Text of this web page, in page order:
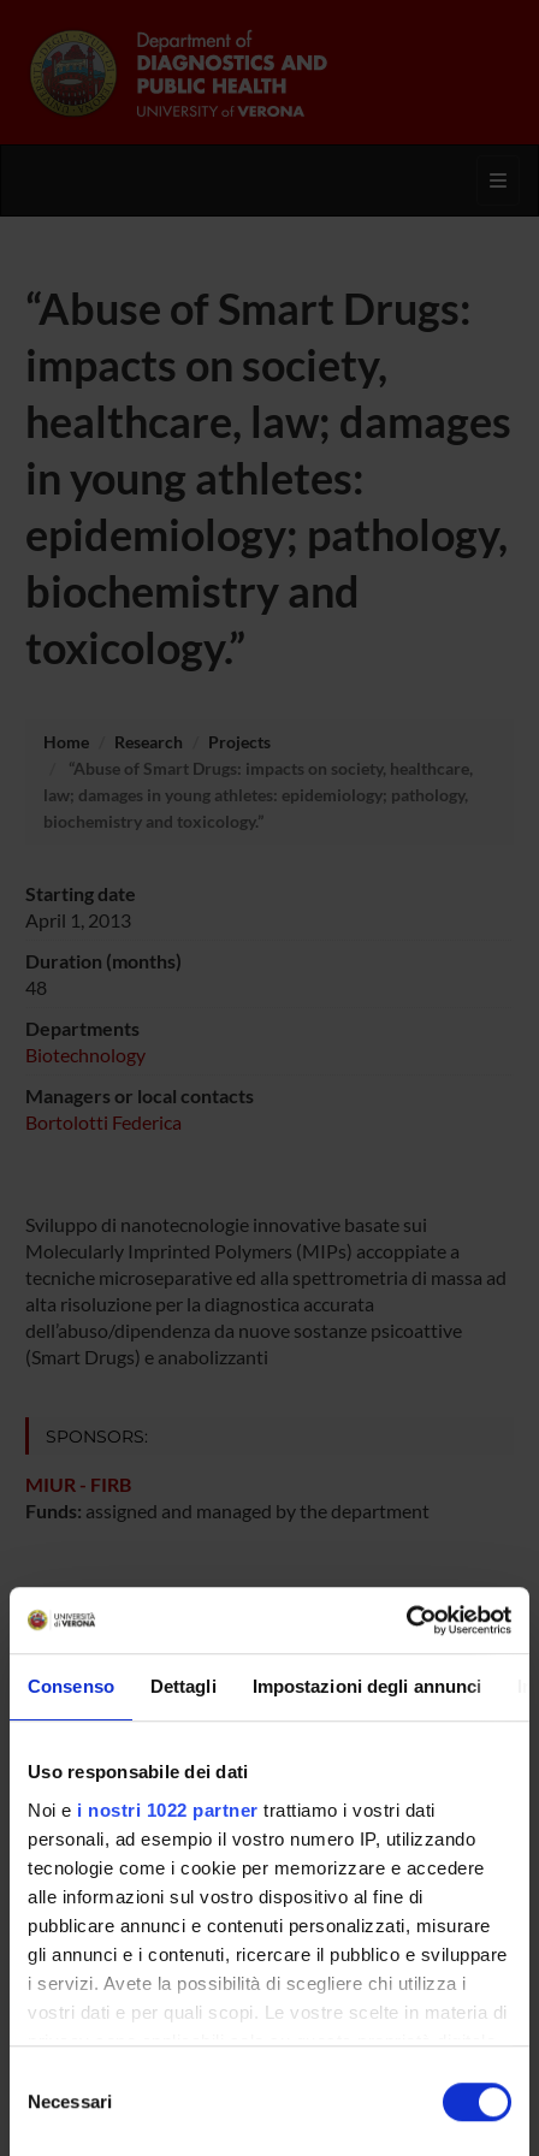
Consenso Dettagli Impostazioni degli annunci
Uso responsabile dei dati
Noi e i nostri 1022 partner trattiamo i vostri dati
personali, ad esempio il vostro numero IP, utilizzando
tecnologie come i cookie per memorizzare e accedere
alle informazioni sul vostro dispositivo al fine di
pubblicare annunci e contenuti personalizzati, misurare
gli annunci e i contenuti, ricercare il pubblico e sviluppare
i servizi. Avete la possibilità di scegliere chi utilizza i
vostri dati e per quali scopi. Le vostre scelte in materia di
privacy sono applicabili solo su questa proprietà digitale
modificare o revocare il proprio consenso in qualsiasi
momento dalla Dichiarazione sui cookie o facendo clic
delNecessari
“Abuse of Smart Drugs:
impacts on society,
healthcare, law; damages
in young athletes:
epidemiology; pathology,
biochemistry and
toxicology.”
Home Research
Projects
“Abuse of Smart Drugs: impacts on society, healthcare,
law; damages in young athletes: epidemiology; pathology,
biochemistry and toxicology.”
Starting date
April 1, 2013
Duration (months)
48
Departments
Biotechnology
Managers or local contacts
Bortolotti Federica
Sviluppo di nanotecnologie innovative basate sui
Molecularly Imprinted Polymers (MIPs) accoppiate a
tecniche microseparative ed alla spettrometria di massa ad
alta risoluzione per la diagnostica accurata
dell’abuso/dipendenza da nuove sostanze psicoattive
(Smart Drugs) e anabolizzanti
SPONSORS:
MIUR - FIRB
Funds: assigned and managed by the department
PROJECT PARTICIPANTS
Full Professor
Franco Tagliaro
RESEARCH AREAS INVOLVED IN THE PROJECT
Analytical (DBT)
Analytical (DNBM)
Biochemical Research Methods (DBT)